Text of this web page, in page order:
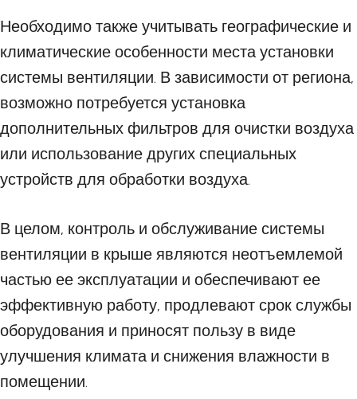
Необходимо также учитывать географические и
климатические особенности места установки
системы вентиляции. В зависимости от региона,
возможно потребуется установка
дополнительных фильтров для очистки воздуха
или использование других специальных
устройств для обработки воздуха.
В целом, контроль и обслуживание системы
вентиляции в крыше являются неотъемлемой
частью ее эксплуатации и обеспечивают ее
эффективную работу, продлевают срок службы
оборудования и приносят пользу в виде
улучшения климата и снижения влажности в
помещении.